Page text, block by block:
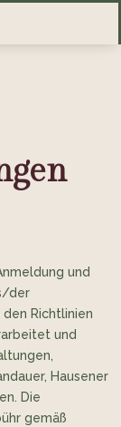
und
der
Richtlinien
und
Hausener
Die
gemäß